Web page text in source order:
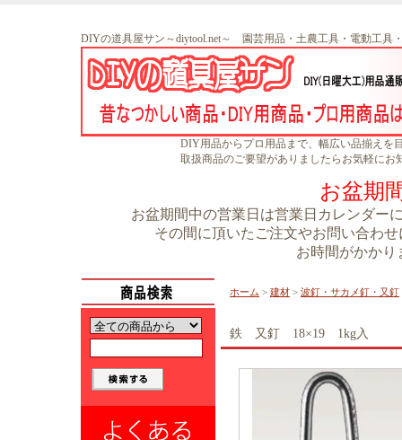
DIYの道具屋サン～diytool.net～ 園芸用品・土農工具・電動工具
DIY用品からプロ用品まで、幅広い品揃えを
取扱商品のご要望がありましたらお気軽にお
お盆期
お盆期間中の営業日は営業日カレンダー
その間に頂いたご注文やお問い合わ
お時間がかかり
ホーム > 建材 > 波釘・サカメ釘・又釘
鉄 又釘 18×19 1kg入